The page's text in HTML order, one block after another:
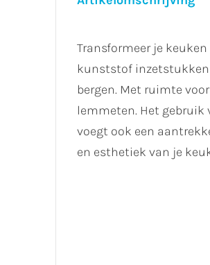
Transformeer je
kunststof inzetstukken
bergen. Met ruimte
lemmeten. Het
voegt ook een
en esthetiek van je